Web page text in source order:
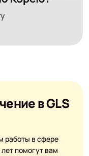
в GLS
работы в сфере
помогут вам